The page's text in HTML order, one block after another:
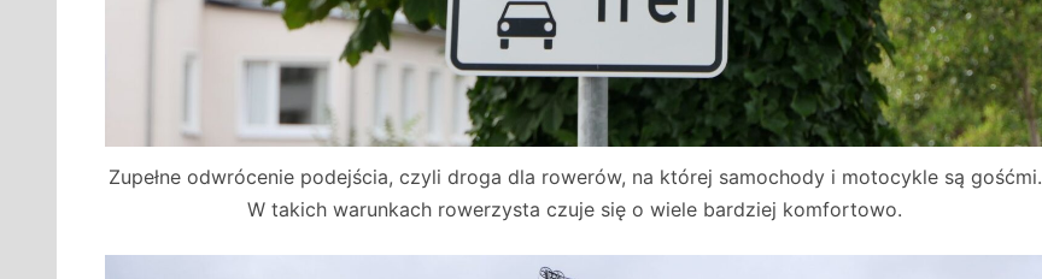
Zupełne odwrócenie podejścia, czyli droga dla rowerów, na której samochody i motocykle są gośćmi.
W takich warunkach rowerzysta czuje się o wiele bardziej komfortowo.